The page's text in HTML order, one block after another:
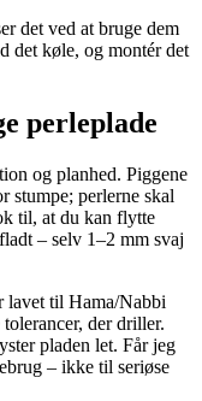
det ved at bruge dem
det køle, og montér det
perleplade
og planhed. Piggene
stumpe; perlerne skal
til, at du kan flytte
– selv 1–2 mm svaj
lavet til Hama/Nabbi
der driller.
pladen let. Får jeg
– ikke til seriøse